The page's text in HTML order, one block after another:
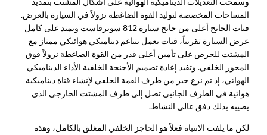
المساحات المخصصة لتوليد القوة الضاغطة نزولاً في السيارة بالعرض.
فبات الجانح أعلى من جانح سيارة 812 سوبرفاست ويمتد على كامل
عرض السيارة تقريباً، فبات يعمل بتناغم ديناميكي هوائيكي ممتاز مع
المشتت للحرص على تأمين أعلى قدر من القوة الضاغطة نزولاً فوق
المحور الخلفي. وتفيد إعادة تصميم الأجنحة الخلفية الأداء الديناميكي
الهوائي، إذ تم نزع حيز من طرف القمة الخلفي لإنشاء قناة ديناميكية
هوائية في الطرف الجانبي تصل إلى طرف المشتت الخارجي الذي
يصيبه بذلك دفق عالي النشاط.
لكن ما يلفت الانتباه فعلاً هو الحاجز الخلفي المغلق بالكامل، وهذه